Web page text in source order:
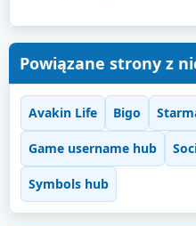
Powiązane strony z
Avakin Life Bigo
Game username hub
Symbols hub